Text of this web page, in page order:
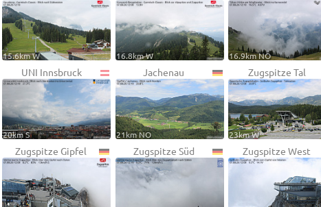
15.6km W 16.8km W 16.9km NO
UNI Innsbruck
20km S
Jachenau
21km NO
Zugspitze Tal
23km W
Zugspitze Gipfel Zugspitze Süd Zugspitze West